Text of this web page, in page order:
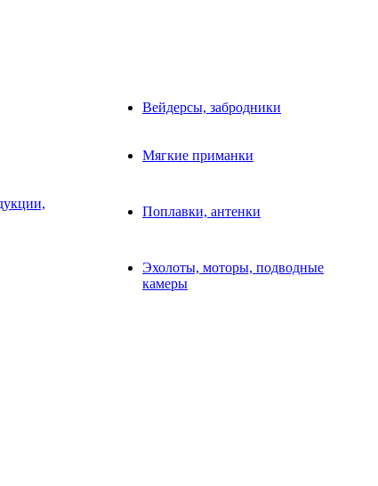
Вейдерсы, забродники
Мягкие приманки
Поплавки, антенки
Эхолоты, моторы, подводные
камеры